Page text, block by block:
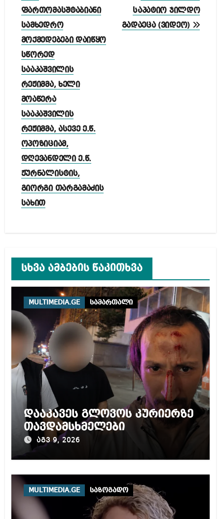
ფართომასშტაბიანი
სამხედრო
მოქმედებები დაიწყო
სწორედ
სააკაშვილის
რეჟიმმა, ხელი
მოაწერა
სააკაშვილის
რეჟიმმა, ასევე ე.წ.
ოპოზიციამ,
დღევანდელი ე.წ.
ჟურნალისტის,
გიორგი თარგამაძის
სახით
საპატიო ჯილდო
გადაეცა (ვიდეო)
სხვა ამბების წაკითხვა
MULTIMEDIA.GE სამართალი
დააკავეს გლოვოს კურიერზე
თავდამსხმელები
აგვ 9, 2026
MULTIMEDIA.GE საზოგადო